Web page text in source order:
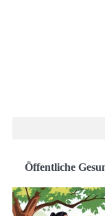
Öffentliche